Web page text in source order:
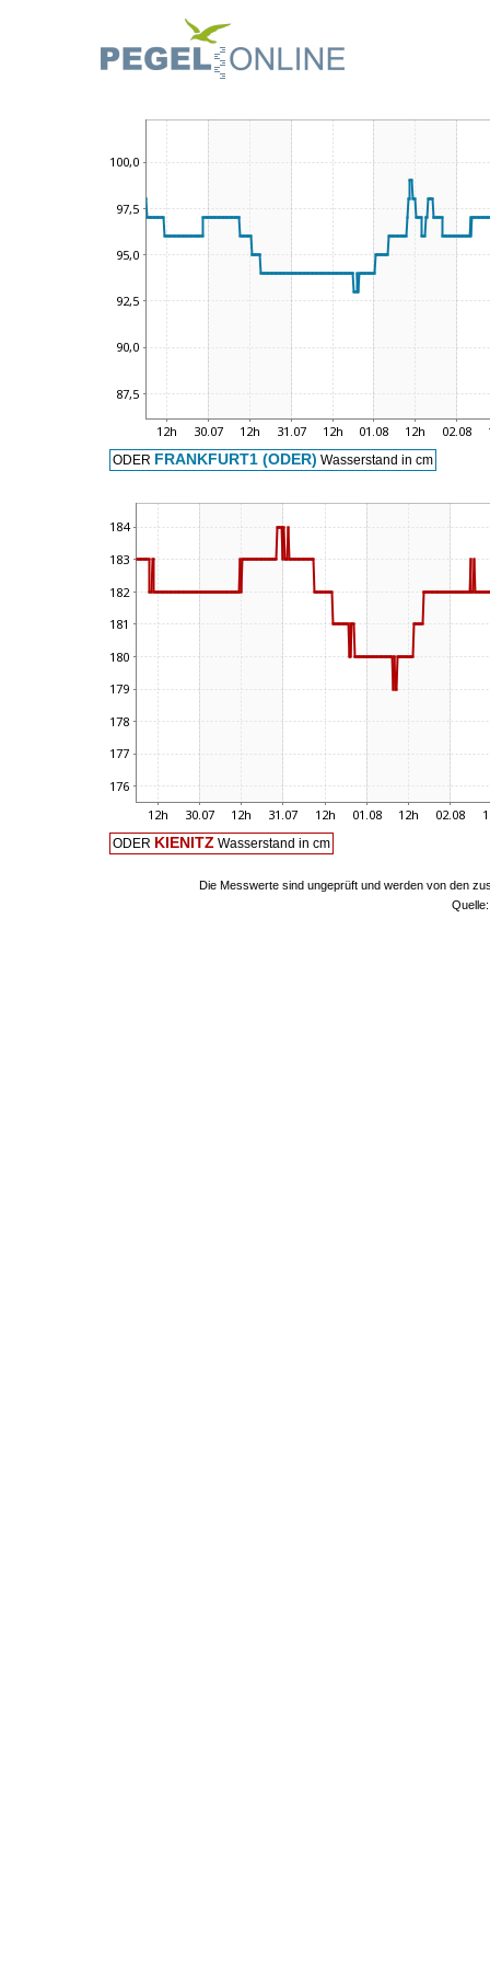
ODER FRANKFURT1 (ODER) Wasserstand in cm
ODER KIENITZ Wasserstand in cm
Die Messwerte sind ungeprüft und werden von den